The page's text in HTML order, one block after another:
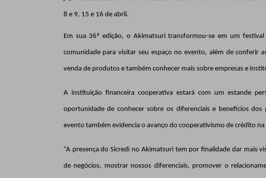
8 e 9, 15 e 16 de abril.
Em sua 36ª edição, o Akimatsuri transformou-se em um
comunidade para visitar seu espaço no evento, além de conferir
venda de produtos e também conhecer mais sobre empresas e
A instituição financeira cooperativa estará com um estande
oportunidade de conhecer sobre os diferenciais e benefícios
evento também evidencia o avanço do cooperativismo de crédito
“A presença do Sicredi no Akimatsuri tem por finalidade dar mais
de negócios, mostrar nossos diferenciais, promover o